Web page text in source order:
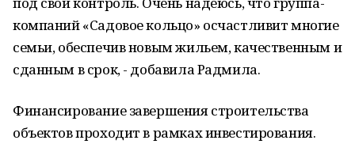
компаний «Садовое кольцо» осчастливит многие
семьи, обеспечив новым жильем, качественным и
сданным в срок, - добавила Радмила.
Финансирование завершения строительства
объектов проходит в рамках инвестирования.